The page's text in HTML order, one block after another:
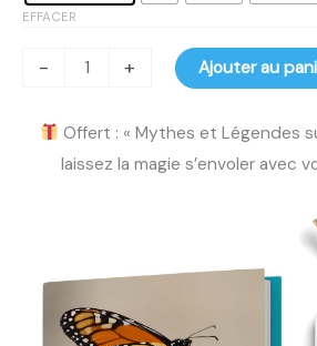
EFFACER
- + Ajouter au
Offert : « Mythes et Légendes
laissez la magie s’envoler avec